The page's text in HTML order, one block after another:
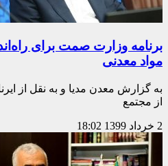
مواد معدنی
به گزارش معدن مدیا و به نقل از
از مجتمع
2 خرداد 1399 18:02